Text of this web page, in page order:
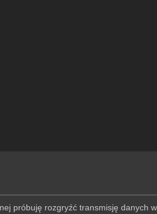
próbuję rozgryźć transmisję danych